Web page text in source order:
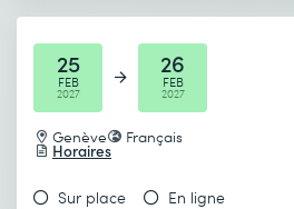
25
FEB
2027
26
FEB
2027
Genève Français
Horaires
Sur place En ligne